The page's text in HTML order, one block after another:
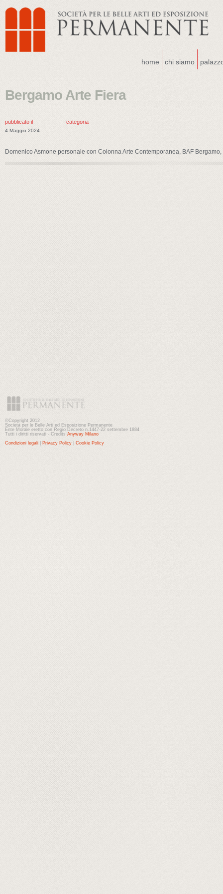
home chi siamo
Bergamo Arte Fiera
pubblicato il
4 Maggio 2024
categoria
Domenico Asmone personale con Colonna Arte Contemporanea, BAF
©Copyright 2012
Società per le Belle Arti ed Esposizione Permanente
Ente Morale eretto con Regio Decreto n.1447-22 settembre 1884
Tutti i diritti riservati - Credits Anyway Milano
Condizioni legali
Privacy Policy Cookie Policy